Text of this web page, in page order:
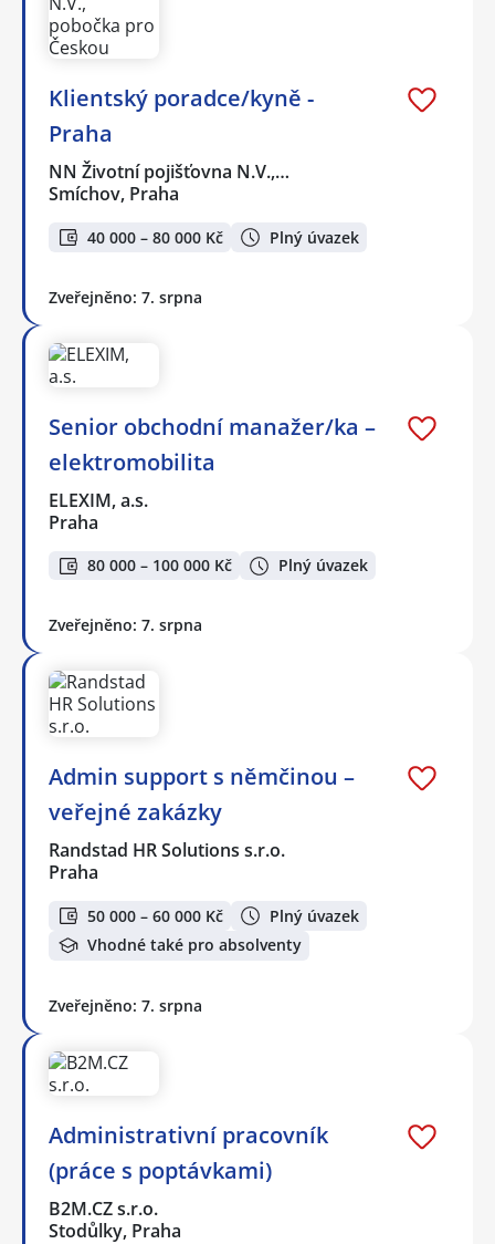
Klientský poradce/kyně -
Praha
NN Životní pojišťovna N.V.,…
Smíchov, Praha
40 000 – 80 000 Kč Plný úvazek
Zveřejněno: 7. srpna
Senior obchodní manažer/ka –
elektromobilita
ELEXIM, a.s.
Praha
80 000 – 100 000 Kč Plný úvazek
Zveřejněno: 7. srpna
Admin support s němčinou –
veřejné zakázky
Randstad HR Solutions s.r.o.
Praha
50 000 – 60 000 Kč
Plný úvazek
Vhodné také pro absolventy
Zveřejněno: 7. srpna
Administrativní pracovník
(práce s poptávkami)
B2M.CZ s.r.o.
Stodůlky, Praha